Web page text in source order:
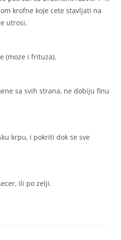
krofne koje cete stavljati na
utrosi.
(moze i frituza).
sa svih strana, ne dobiju finu
krpu, i pokriti dok se sve
ili po zelji.